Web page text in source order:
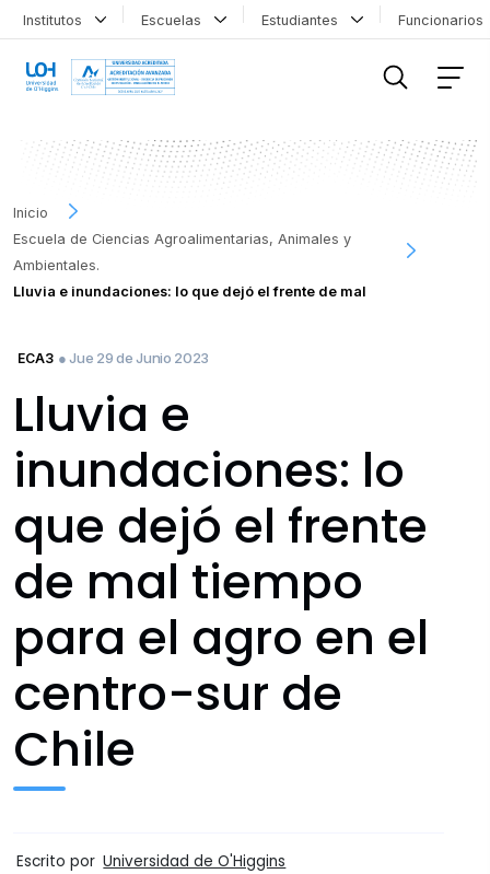
Institutos Escuelas Estudiantes
Inicio
Escuela de Ciencias Agroalimentarias, Animales y
Ambientales.
Lluvia e inundaciones: lo que dejó el frente de mal
ECA3 ● Jue 29 de Junio 2023
Lluvia e
inundaciones: lo
que dejó el frente
de mal tiempo
para el agro en el
centro-sur de
Chile
Escrito por Universidad de O'Higgins